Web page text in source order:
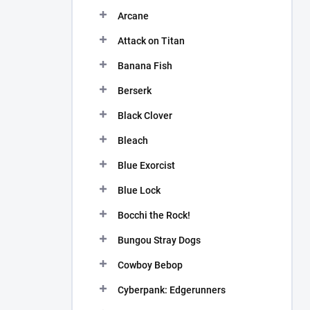
Arcane
Attack on Titan
Banana Fish
Berserk
Black Clover
Bleach
Blue Exorcist
Blue Lock
Bocchi the Rock!
Bungou Stray Dogs
Cowboy Bebop
Cyberpank: Edgerunners